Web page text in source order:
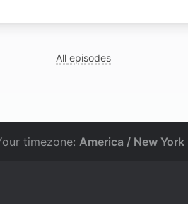
All episodes
timezone: America / New York